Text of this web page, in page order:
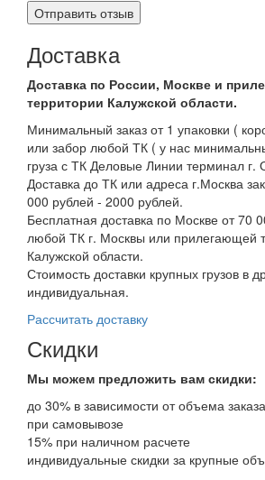
Доставка
Доставка по России, Москве и
территории Калужской области.
Минимальный заказ от 1 упаковки (
или забор любой ТК ( у нас
груза с ТК Деловые Линии терминал г.
Доставка до ТК или адреса г.Москва
000 рублей - 2000 рублей.
Бесплатная доставка по Москве от 70
любой ТК г. Москвы или прилегающей
Калужской области.
Стоимость доставки крупных грузов в
индивидуальная.
Рассчитать доставку
Скидки
Мы можем предложить вам скидки:
до 30% в зависимости от объема заказа
при самовывозе
15% при наличном расчете
индивидуальные скидки за крупные